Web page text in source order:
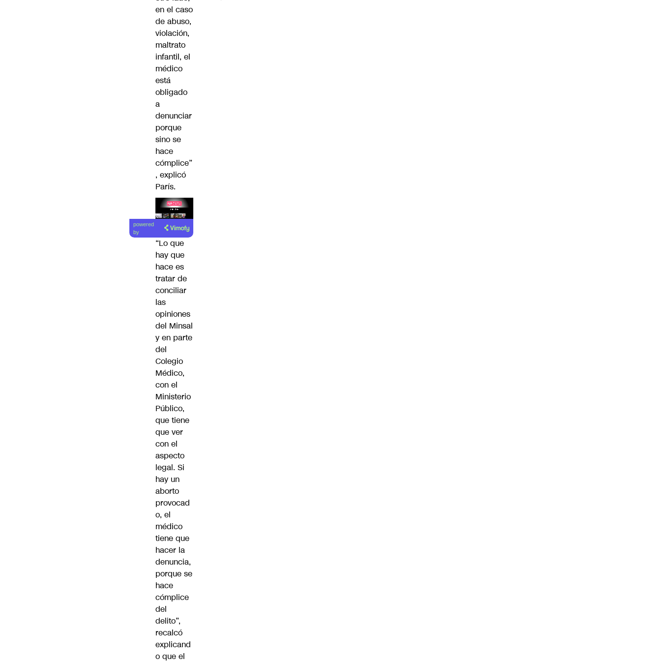
en el caso
de abuso,
violación,
maltrato
infantil, el
médico
está
obligado
a
denunciar
porque
sino se
hace
cómplice”
, explicó
París.
Lea el
artículo
powered
by
“Lo que
hay que
hace es
tratar de
conciliar
las
opiniones
del Minsal
y en parte
del
Colegio
Médico,
con el
Ministerio
Público,
que tiene
que ver
con el
aspecto
legal. Si
hay un
aborto
provocad
o, el
médico
tiene que
hacer la
denuncia,
porque se
hace
cómplice
del
delito”,
recalcó
explicand
o que el